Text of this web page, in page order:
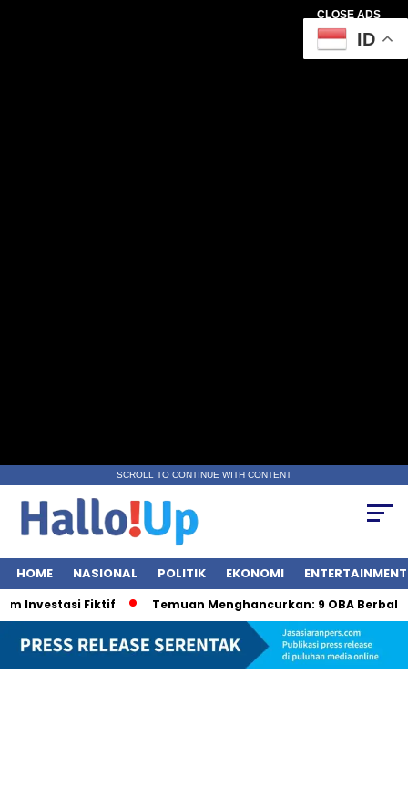
CLOSE ADS
SCROLL TO CONTINUE WITH CONTENT
HOME NASIONAL POLITIK EKONOMI ENTERTAINMENT
Fiktif Temuan Menghancurkan: 9 OBA Berbahaya
ID